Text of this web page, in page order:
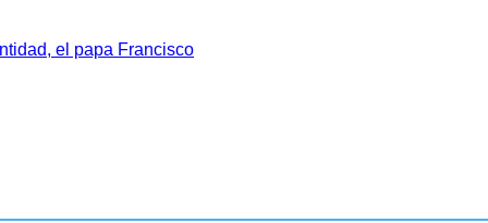
el papa Francisco